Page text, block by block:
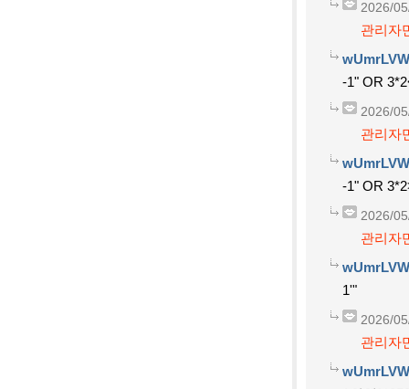
2026/
관리자
-1" OR
2026/
관리자
-1" OR
2026/
관리자
1'"
2026/
관리자